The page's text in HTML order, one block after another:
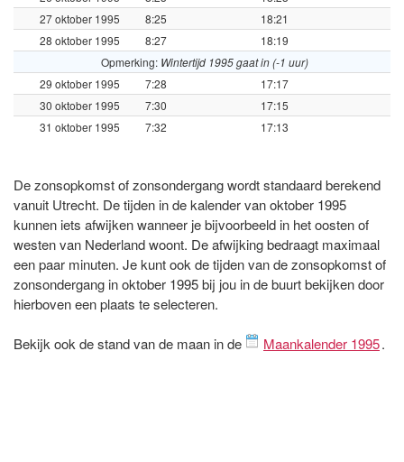
27 oktober 1995
8:25
18:21
28 oktober 1995
8:27
18:19
Opmerking: Wintertijd 1995 gaat in (-1 uur)
29 oktober 1995
7:28
17:17
30 oktober 1995
7:30
17:15
31 oktober 1995
7:32 17:13
De zonsopkomst of zonsondergang wordt standaard berekend
vanuit Utrecht. De tijden in de kalender van oktober 1995
kunnen iets afwijken wanneer je bijvoorbeeld in het oosten of
westen van Nederland woont. De afwijking bedraagt maximaal
een paar minuten. Je kunt ook de tijden van de zonsopkomst of
zonsondergang in oktober 1995 bij jou in de buurt bekijken door
hierboven een plaats te selecteren.
Bekijk ook de stand van de maan in de Maankalender 1995.